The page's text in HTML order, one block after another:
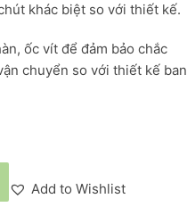
khác biệt so với thiết kế.
ốc vít để đảm bảo chắc
chuyển so với thiết kế ban
Add to Wishlist